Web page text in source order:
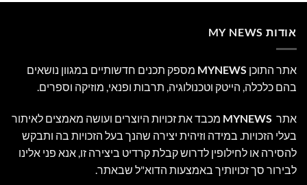
אודות MY NEWS
אתר התוכן MYNEWS מספק תכנים חדשותיים במגוון נושאים
בהם כלכלה, הייטק וטכנולוגיה, תרבות ופנאי, מוזיקה וספרים.
אתר MYNEWS מכבד את זכויות היוצרים ועושה מאמצים לאיתור
בעלי הזכויות. במידה וזיהית יצירה שהנך בעל הזכויות בה ותבקש
להסירה או לחילופין לדרוש קבלת קרדיט ביצירה זו, אנא פני אלינו
לבירור סך זכויותיך באמצעות הדוא"ל שבאתר.